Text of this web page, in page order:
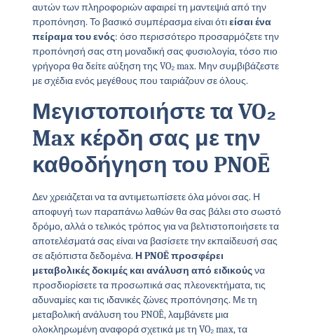
αυτών των πληροφοριών αφαιρεί τη μαντεψιά από την
προπόνηση. Το βασικό συμπέρασμα είναι ότιείσαι ένα
πείραμα του ενός: όσο περισσότερο προσαρμόζετε την
προπόνησή σας στη μοναδική σας φυσιολογία, τόσο πιο
γρήγορα θα δείτε αύξηση της VO₂ max. Μην συμβιβάζεστε
με σχέδια ενός μεγέθους που ταιριάζουν σε όλους.
Μεγιστοποιήστε τα VO₂
Max κέρδη σας με την
καθοδήγηση του PNOĒ
Δεν χρειάζεται να τα αντιμετωπίσετε όλα μόνοι σας. Η
αποφυγή των παραπάνω λαθών θα σας βάλει στο σωστό
δρόμο, αλλά ο τελικός τρόπος για να βελτιστοποιήσετε τα
αποτελέσματά σας είναι να βασίσετε την εκπαίδευσή σας
σε αξιόπιστα δεδομένα. Η PNOĒ προσφέρει
μεταβολικές δοκιμές και ανάλυση από ειδικούςνα
προσδιορίσετε τα προσωπικά σας πλεονεκτήματα, τις
αδυναμίες και τις ιδανικές ζώνες προπόνησης. Με τη
μεταβολική ανάλυση του PNOĒ, λαμβάνετε μια
ολοκληρωμένη αναφορά σχετικά με τη VO₂ max, τα